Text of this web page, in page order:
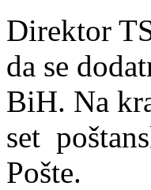
Direktor
da se
BiH. Na
set
Pošte.